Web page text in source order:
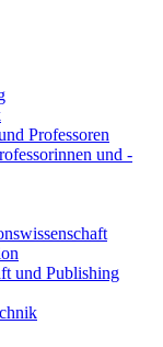
Professoren
und -
und Publishing